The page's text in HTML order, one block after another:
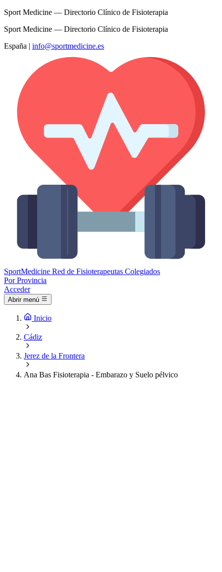
Sport Medicine — Directorio Clínico de Fisioterapia
Sport Medicine — Directorio Clínico de Fisioterapia
España | info@sportmedicine.es
SportMedicine Red de Fisioterapeutas Colegiados
Por Provincia
Acceder
Abrir menú
Inicio
Cádiz
Jerez de la Frontera
Ana Bas Fisioterapia - Embarazo y Suelo pélvico